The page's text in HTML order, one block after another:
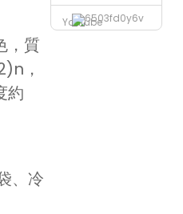
Youtube
，質
，
約
、冷